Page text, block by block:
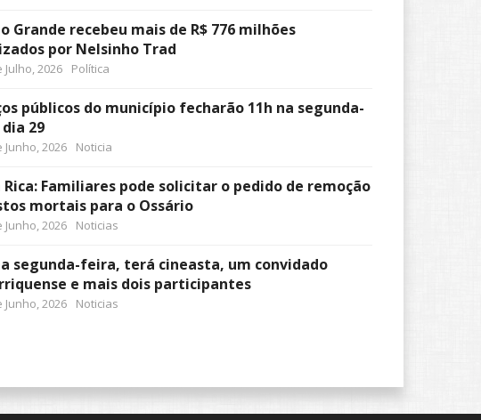
Grande recebeu mais de R$ 776 milhões
por Nelsinho Trad
Julho, 2026 Política
públicos do município fecharão 11h na segunda-
29
Junho, 2026 Noticia
Rica: Familiares pode solicitar o pedido de remoção
mortais para o Ossário
Junho, 2026 Noticias
segunda-feira, terá cineasta, um convidado
e mais dois participantes
Junho, 2026 Noticias